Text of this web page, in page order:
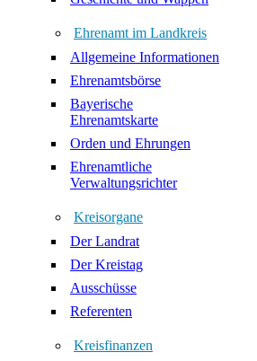
Ehrenamt im Landkreis
Allgemeine Informationen
Ehrenamtsbörse
Bayerische
Ehrenamtskarte
Orden und Ehrungen
Ehrenamtliche
Verwaltungsrichter
Kreisorgane
Der Landrat
Der Kreistag
Ausschüsse
Referenten
Kreisfinanzen